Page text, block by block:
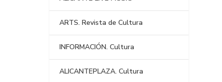
ARTS. Revista de Cultura
INFORMACIÓN. Cultura
ALICANTEPLAZA. Cultura